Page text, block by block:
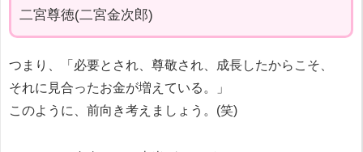
二宮尊徳(二宮金次郎)
つまり、「必要とされ、尊敬され、成長したからこそ、
それに見合ったお金が増えている。」
このように、前向き考えましょう。(笑)